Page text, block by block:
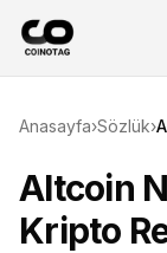
Anasayfa›Sözlük›
Altcoin
Kripto